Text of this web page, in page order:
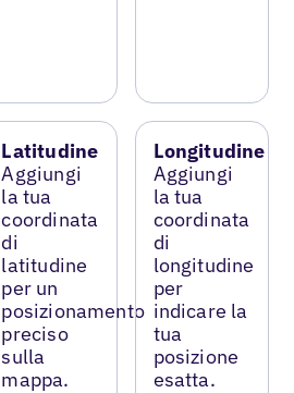
Latitudine
Aggiungi
la tua
coordinata
di
latitudine
per un
posizionamento
preciso
sulla
mappa.
Longitudine
Aggiungi
la tua
coordinata
di
longitudine
per
indicare la
tua
posizione
esatta.